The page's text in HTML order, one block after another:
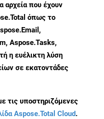
που έχουν
όπως το
Aspose.Tasks,
η ευέλικτη λύση
σε εκατοντάδες
τις υποστηριζόμενες
Aspose.Total Cloud.